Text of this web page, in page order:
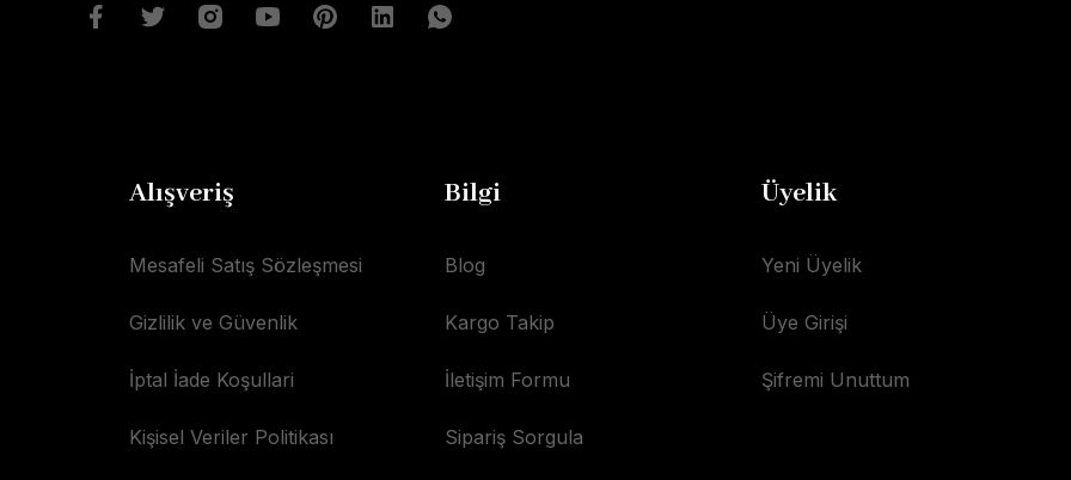
Alışveriş
Mesafeli Satış Sözleşmesi
Gizlilik ve Güvenlik
İptal İade Koşullari
Kişisel Veriler Politikası
Bilgi
Blog
Kargo Takip
İletişim Formu
Sipariş Sorgula
Üyelik
Yeni Üyelik
Üye Girişi
Şifremi Unuttum